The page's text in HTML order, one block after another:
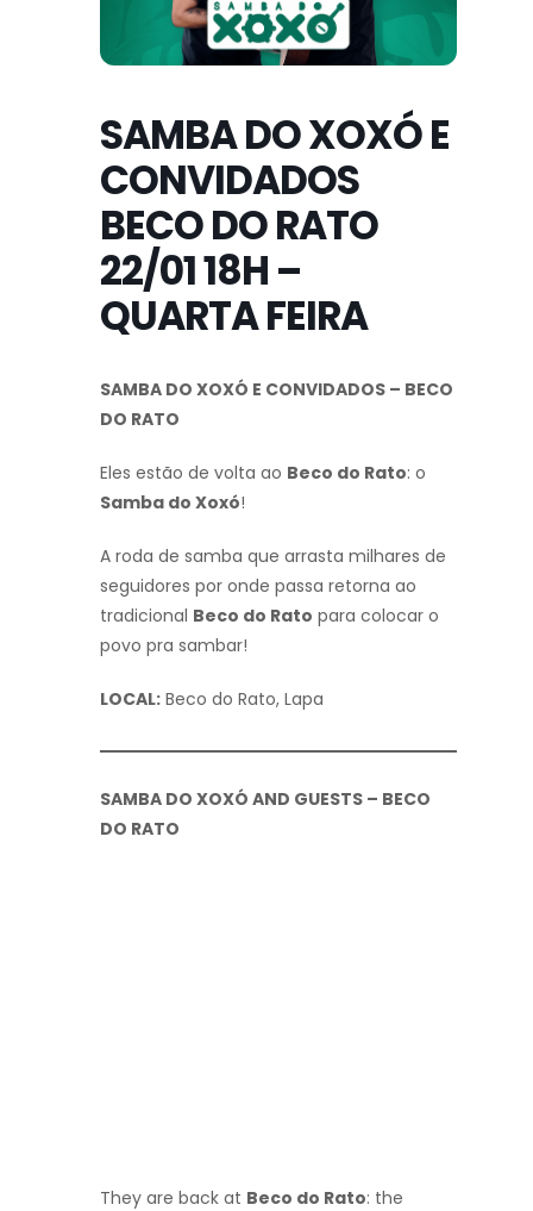
SAMBA DO XOXÓ E
CONVIDADOS
BECO DO RATO
22/01 18H –
QUARTA FEIRA
SAMBA DO XOXÓ E CONVIDADOS – BECO
DO RATO
Eles estão de volta ao Beco do Rato: o
Samba do Xoxó!
A roda de samba que arrasta milhares de
seguidores por onde passa retorna ao
tradicional Beco do Rato para colocar o
povo pra sambar!
LOCAL: Beco do Rato, Lapa
SAMBA DO XOXÓ AND GUESTS – BECO
DO RATO
They are back at Beco do Rato: the